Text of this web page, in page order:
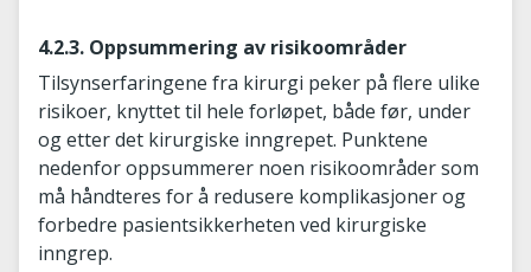
4.2.3. Oppsummering av risikoområder
Tilsynserfaringene fra kirurgi peker på flere ulike
risikoer, knyttet til hele forløpet, både før, under
og etter det kirurgiske inngrepet. Punktene
nedenfor oppsummerer noen risikoområder som
må håndteres for å redusere komplikasjoner og
forbedre pasientsikkerheten ved kirurgiske
inngrep.